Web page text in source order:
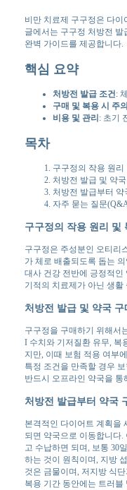
비만 치료제 구구정은 다
글에서는 구구정 처방전
완벽 가이드를 제공합니다.
핵심 요약
처방전 발급 조건:
구매 및 복용 시 주
비용 및 관리 : 초기
목차
구구정의 작용 원리
처방전 발급 및 약
처방전 발급부터
자주 묻는 질문
구구정의 작용 원리 및
구구정은 주성분인 오티리
가 체로 배출되도록 돕는
대사 건강 전반에 긍정적인
기적의 치료제가 아닌 생
처방전 발급 및 약국 구
구구정을 구매하기 위해서
I 수치와 기저질환 유무, 복
지만, 이때 보험 적용 여부
특정 조건을 만족할 경우
반드시 오프라인 약국을
처방전 발급부터 약국
본격적인 다이어트 계획을
되면 약국으로 이동합니다
고 수납하면 되며, 보통 30
하는 것이 원칙이며, 지방
것은 금물이며, 저지방 식
복용 기간 동안에는 트러